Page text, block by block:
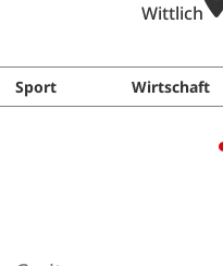
Wittlich
Sport Wirtschaft